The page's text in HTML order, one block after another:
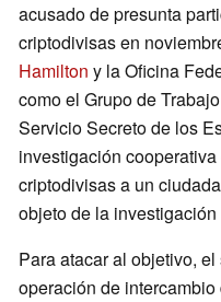
acusado de presunta
criptodivisas en
Hamilton y la Oficina
como el Grupo de
Servicio Secreto de los
investigación
criptodivisas a un
objeto de la investigación
Para atacar al objetivo,
operación de